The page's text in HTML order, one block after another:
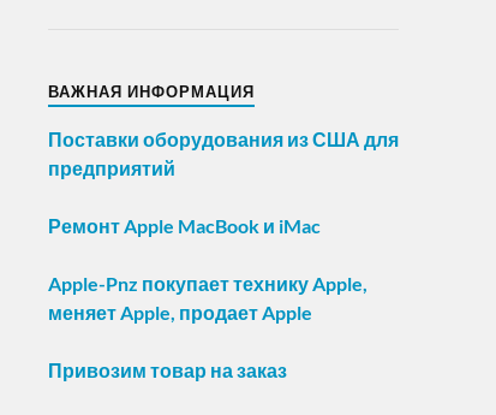
ВАЖНАЯ ИНФОРМАЦИЯ
Поставки оборудования из США для
предприятий
Ремонт Apple MacBook и iMac
Apple-Pnz покупает технику Apple,
меняет Apple, продает Apple
Привозим товар на заказ